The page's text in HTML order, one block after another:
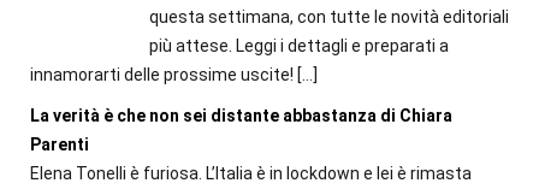
questa settimana, con tutte le novità editoriali
più attese. Leggi i dettagli e preparati a
innamorarti delle prossime uscite! […]
La verità è che non sei distante abbastanza di Chiara
Parenti
Elena Tonelli è furiosa. L’Italia è in lockdown e lei è rimasta